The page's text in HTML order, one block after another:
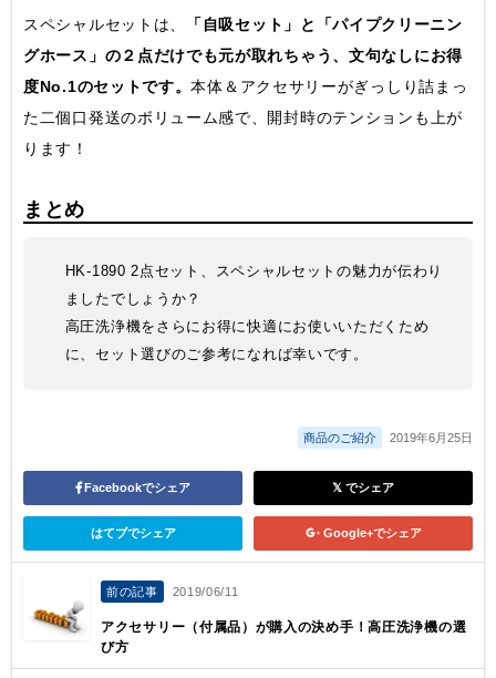
スペシャルセットは、
「自吸セット」と「パイプクリーニン
グホース」の２点だけでも元が取れちゃう、文句なしにお得
度No.1のセットです。本体＆アクセサリーがぎっしり詰まっ
た二個口発送のボリューム感で、開封時のテンションも上が
ります！
まとめ
HK-1890 2点セット、スペシャルセットの魅力が伝わり
ましたでしょうか？
高圧洗浄機をさらにお得に快適にお使いいただくため
に、セット選びのご参考になれば幸いです。
商品のご紹介 2019年6月25日
Facebookでシェア でシェア
はてブでシェア Google+でシェア
前の記事 2019/06/11
アクセサリー（付属品）が購入の決め手！高圧洗浄機の選
び方